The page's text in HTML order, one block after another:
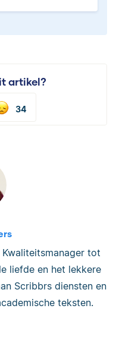
artikel?
34
tot
liefde en het lekkere
Scribbrs diensten en
teksten.